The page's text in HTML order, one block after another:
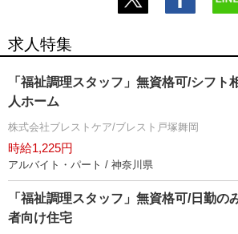
求人特集
「福祉調理スタッフ」無資格可/シフト
人ホーム
株式会社ブレストケア/ブレスト戸塚舞岡
時給1,225円
アルバイト・パート / 神奈川県
「福祉調理スタッフ」無資格可/日勤の
者向け住宅